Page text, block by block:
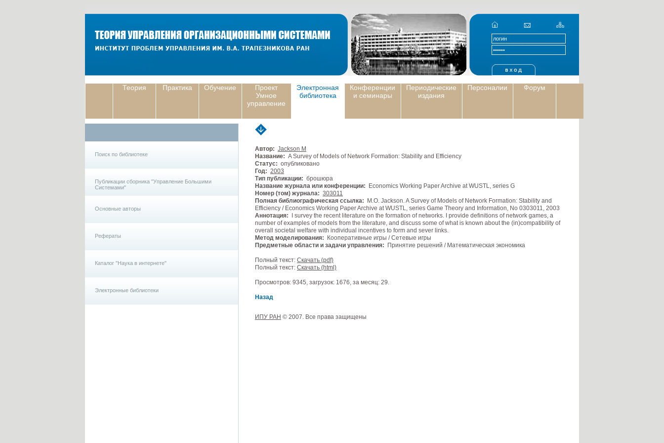
Теория Практика Обучение
Проект
Умное
управление
Электронная
библиотека
Конференции
и семинары
Периодические
издания
Персоналии Форум
Поиск по библиотеке
Публикации сборника "Управление Большими
Системами"
Основные авторы
Рефераты
Каталог "Наука в интернете"
Электронные библиотеки
Автор: Jackson M
Название: A Survey of Models of Network Formation: Stability and Efficiency
Статус: опубликовано
Год: 2003
Тип публикации: брошюра
Название журнала или конференции: Economics Working Paper Archive at WUSTL, series G
Номер (том) журнала: 303011
Полная библиографическая ссылка: M.O. Jackson. A Survey of Models of Network Formation: Stability and
Efficiency / Economics Working Paper Archive at WUSTL, series Game Theory and Information, No 0303011, 2003
Аннотация: I survey the recent literature on the formation of networks. I provide definitions of network games, a
number of examples of models from the literature, and discuss some of what is known about the (in)compatibility of
overall societal welfare with individual incentives to form and sever links.
Метод моделирования: Кооперативные игры / Сетевые игры
Предметные области и задачи управления: Принятие решений / Математическая экономика
Полный текст: Скачать (pdf)
Полный текст: Скачать (html)
Просмотров: 9345, загрузок: 1676, за месяц: 29.
Назад
ИПУ РАН © 2007. Все права защищены